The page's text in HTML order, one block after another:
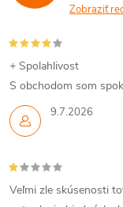
Zobraziť
9.7.2026
+ Spolahlivost
S obchodom som
Veľmi zle skúsenosti